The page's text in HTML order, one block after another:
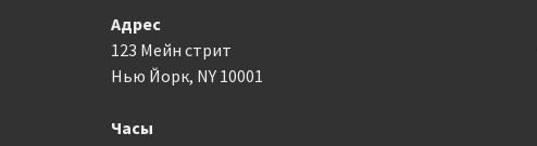
Адрес
123 Мейн стрит
Нью Йорк, NY 10001
Часы